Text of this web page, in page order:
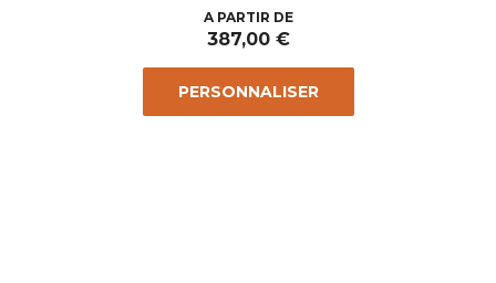
Prix
A PARTIR DE
387,00 €
PERSONNALISER